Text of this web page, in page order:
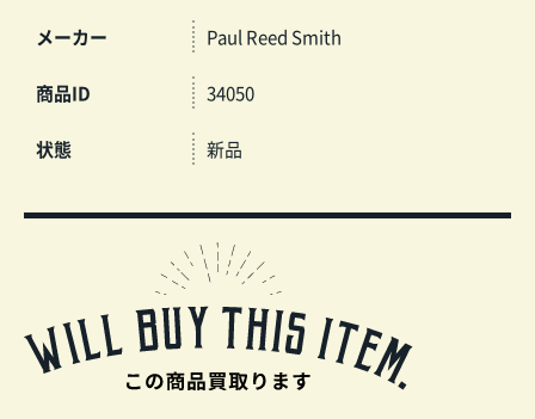
メーカー Paul Reed Smith
商品ID 34050
状態 新品